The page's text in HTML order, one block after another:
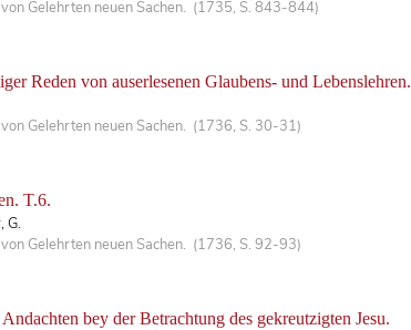
Gelehrten neuen Sachen. (1735, S. 843-844)
Reden von auserlesenen Glaubens- und Lebenslehren.
Gelehrten neuen Sachen. (1736, S. 30-31)
T.6.
G.
Gelehrten neuen Sachen. (1736, S. 92-93)
bey der Betrachtung des gekreutzigten Jesu.